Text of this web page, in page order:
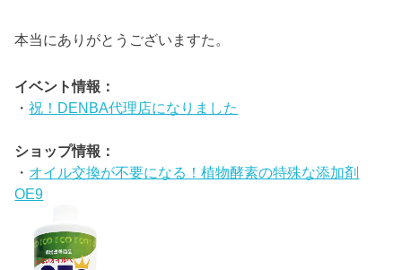
本当にありがとうございますた。
イベント情報：
・祝！DENBA代理店になりました
ショップ情報：
・ オイル交換が不要になる！植物酵素の特殊な添加剤
OE9